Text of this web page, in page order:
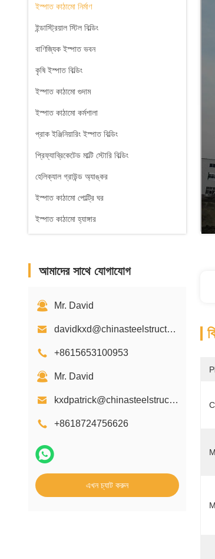
ইস্পাত কাঠামো নির্মাণ
ইন্ডাস্ট্রিয়াল স্টিল বিল্ডিং
বাণিজ্যিক ইস্পাত ভবন
কৃষি ইস্পাত বিল্ডিং
ইস্পাত কাঠামো গুদাম
ইস্পাত কাঠামো কর্মশালা
প্রাক ইঞ্জিনিয়ারিং ইস্পাত বিল্ডিং
প্রিফ্যাব্রিকেটেড মাল্টি স্টোরি বিল্ডিং
হেলিক্যাল গ্রাউন্ড অ্যাঙ্কর
ইস্পাত কাঠামো পোল্ট্রি ঘর
ইস্পাত কাঠামো হ্যাঙ্গার
আমাদের সাথে যোগাযোগ
Mr. David
davidkxd@chinasteelstructure.cn
+8615653100953
Mr. David
kxdpatrick@chinasteelstructure.cn
+8618724756626
এখন চ্যাট করুন